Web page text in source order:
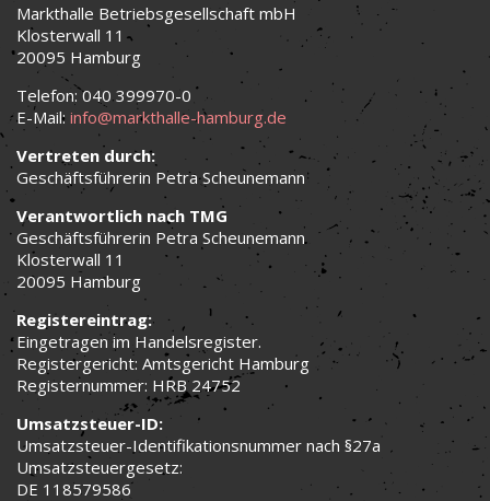
Markthalle Betriebsgesellschaft mbH
Klosterwall 11
20095 Hamburg
Telefon: 040 399970-0
E-Mail: info@markthalle-hamburg.de
Vertreten durch:
Geschäftsführerin Petra Scheunemann
Verantwortlich nach TMG
Geschäftsführerin Petra Scheunemann
Klosterwall 11
20095 Hamburg
Registereintrag:
Eingetragen im Handelsregister.
Registergericht: Amtsgericht Hamburg
Registernummer: HRB 24752
Umsatzsteuer-ID:
Umsatzsteuer-Identifikationsnummer nach §27a
Umsatzsteuergesetz:
DE 118579586